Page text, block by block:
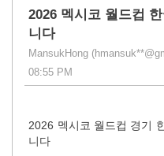
2026 멕시코 월드컵
니다
MansukHong
08:55 PM
2026 멕시코 월드컵 경기
니다